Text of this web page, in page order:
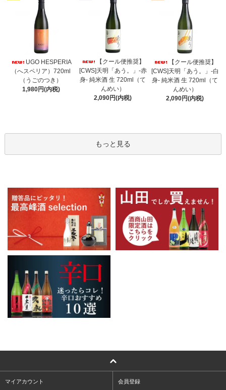
UGO HESPERIA
（へスペリア）720ml
（うごのつき）
1,980円(内税)
【クール便推奨】
[CWS]天明「あう。」-赤
身- 純米酒 生 720ml（て
んめい）
2,090円(内税)
【クール便推奨】
[CWS]天明「あう。」-白
身- 純米酒 生 720ml（て
んめい）
2,090円(内税)
もっと見る
マイアカウント 会員登録